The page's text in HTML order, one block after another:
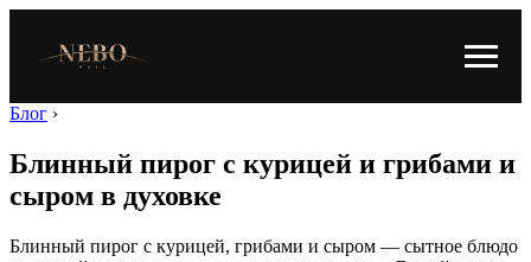
Блог ›
Блинный пирог с курицей и грибами и
сыром в духовке
Блинный пирог с курицей, грибами и сыром — сытное блюдо